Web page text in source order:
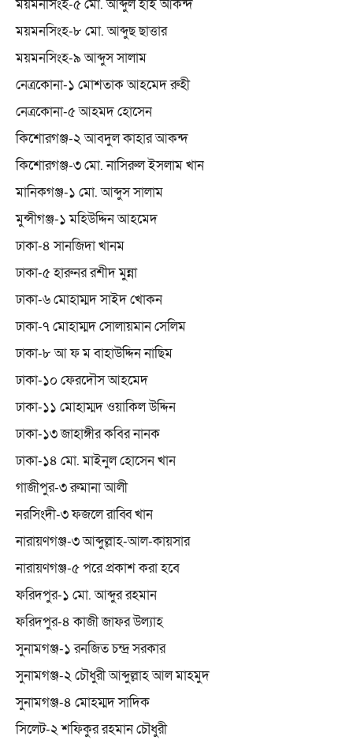
ময়মনসিংহ-৫ মো. আব্দুল হাই আকন্দ
ময়মনসিংহ-৮ মো. আব্দুছ ছাত্তার
ময়মনসিংহ-৯ আব্দুস সালাম
নেত্রকোনা-১ মোশতাক আহমেদ রুহী
নেত্রকোনা-৫ আহমদ হোসেন
কিশোরগঞ্জ-২ আবদুল কাহার আকন্দ
কিশোরগঞ্জ-৩ মো. নাসিরুল ইসলাম খান
মানিকগঞ্জ-১ মো. আব্দুস সালাম
মুন্সীগঞ্জ-১ মহিউদ্দিন আহমেদ
ঢাকা-৪ সানজিদা খানম
ঢাকা-৫ হারুনর রশীদ মুন্না
ঢাকা-৬ মোহাম্মদ সাইদ খোকন
ঢাকা-৭ মোহাম্মদ সোলায়মান সেলিম
ঢাকা-৮ আ ফ ম বাহাউদ্দিন নাছিম
ঢাকা-১০ ফেরদৌস আহমেদ
ঢাকা-১১ মোহাম্মদ ওয়াকিল উদ্দিন
ঢাকা-১৩ জাহাঙ্গীর কবির নানক
ঢাকা-১৪ মো. মাইনুল হোসেন খান
গাজীপুর-৩ রুমানা আলী
নরসিংদী-৩ ফজলে রাব্বি খান
নারায়ণগঞ্জ-৩ আব্দুল্লাহ-আল-কায়সার
নারায়ণগঞ্জ-৫ পরে প্রকাশ করা হবে
ফরিদপুর-১ মো. আব্দুর রহমান
ফরিদপুর-৪ কাজী জাফর উল্যাহ
সুনামগঞ্জ-১ রনজিত চন্দ্র সরকার
সুনামগঞ্জ-২ চৌধুরী আব্দুল্লাহ আল মাহমুদ
সুনামগঞ্জ-৪ মোহম্মদ সাদিক
সিলেট-২ শফিকুর রহমান চৌধুরী